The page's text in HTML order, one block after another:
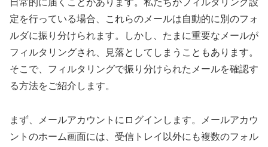
定を行っている場合、これらのメールは自動的に別のフォ
ルダに振り分けられます。しかし、たまに重要なメールが
フィルタリングされ、見落としてしまうこともあります。
そこで、フィルタリングで振り分けられたメールを確認す
る方法をご紹介します。
まず、メールアカウントにログインします。メールアカウ
ントのホーム画面には、受信トレイ以外にも複数のフォル